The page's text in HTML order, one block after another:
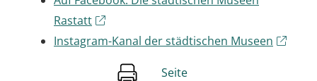
Rastatt
Instagram-Kanal der städtischen Museen
Seite